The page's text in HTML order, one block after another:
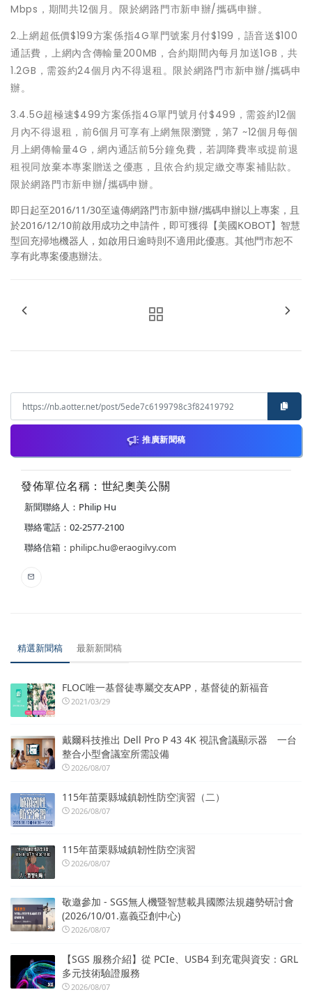
Mbps，期間共12個月。限於網路門市新申辦/攜碼申辦。
2.上網超低價$199方案係指4G單門號案月付$199，語音送$100
通話費，上網內含傳輸量200MB，合約期間內每月加送1GB，共
1.2GB，需簽約24個月內不得退租。限於網路門市新申辦/攜碼申
辦。
3.4.5G超極速$499方案係指4G單門號月付$499，需簽約12個
月內不得退租，前6個月可享有上網無限瀏覽，第7 ~12個月每個
月上網傳輸量4G，網內通話前5分鐘免費，若調降費率或提前退
租視同放棄本專案贈送之優惠，且依合約規定繳交專案補貼款。
限於網路門市新申辦/攜碼申辦。
即日起至2016/11/30至遠傳網路門市新申辦/攜碼申辦以上專案，且
於2016/12/10前啟用成功之申請件，即可獲得【美國KOBOT】智慧
型回充掃地機器人，如啟用日逾時則不適用此優惠。其他門市恕不
享有此專案優惠辦法。
推廣新聞稿
發佈單位名稱：世紀奧美公關
新聞聯絡人：Philip Hu
聯絡電話：02-2577-2100
聯絡信箱： philipc.hu@eraogilvy.com
精選新聞稿 最新新聞稿
FLOC唯一基督徒專屬交友APP，基督徒的新福音
2021/03/29
戴爾科技推出 Dell Pro P 43 4K 視訊會議顯示器 一台
整合小型會議室所需設備
2026/08/07
115年苗栗縣城鎮韌性防空演習（二）
2026/08/07
115年苗栗縣城鎮韌性防空演習
2026/08/07
敬邀參加 - SGS無人機暨智慧載具國際法規趨勢研討會
(2026/10/01.嘉義亞創中心)
2026/08/07
【SGS 服務介紹】從 PCIe、USB4 到充電與資安：GRL
多元技術驗證服務
2026/08/07